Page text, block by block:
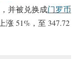
并被兑换成门罗币
涨 51%，至 347.72